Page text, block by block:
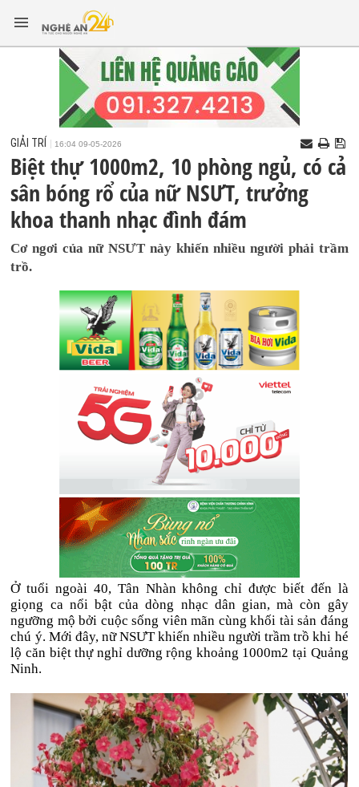
GIẢI TRÍ 16:04 09-05-2026
Biệt thự 1000m2, 10 phòng ngủ, có cả
sân bóng rổ của nữ NSƯT, trưởng
khoa thanh nhạc đình đám
Cơ ngơi của nữ NSƯT này khiến nhiều người phải trầm
trồ.
Ở tuổi ngoài 40, Tân Nhàn không chỉ được biết đến là
giọng ca nổi bật của dòng nhạc dân gian, mà còn gây
ngưỡng mộ bởi cuộc sống viên mãn cùng khối tài sản đáng
chú ý. Mới đây, nữ NSƯT khiến nhiều người trầm trồ khi hé
lộ căn biệt thự nghỉ dưỡng rộng khoảng 1000m2 tại Quảng
Ninh.